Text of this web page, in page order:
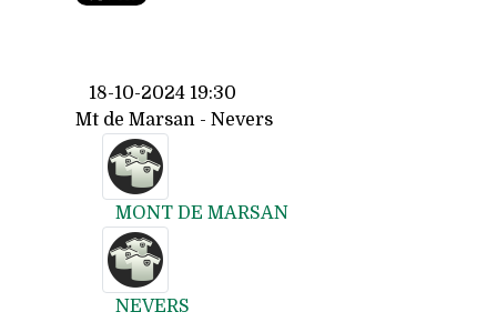
18-10-2024 19:30
Mt de Marsan - Nevers
MONT DE MARSAN
NEVERS